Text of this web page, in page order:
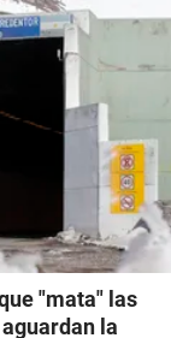
"mata" las
la